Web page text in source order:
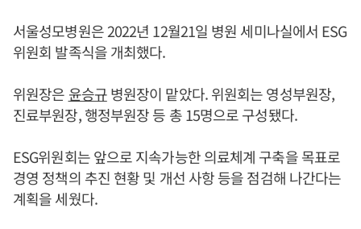
서울성모병원은 2022년 12월21일 병원 세미나실에서 ESG
위원회 발족식을 개최했다.
위원장은 윤승규병원장이 맡았다. 위원회는 영성부원장,
진료부원장, 행정부원장 등 총 15명으로 구성됐다.
ESG위원회는 앞으로 지속가능한 의료체계 구축을 목표로
경영 정책의 추진 현황 및 개선 사항 등을 점검해 나간다는
계획을 세웠다.